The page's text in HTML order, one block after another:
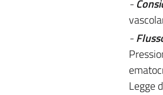
-
-
Legge